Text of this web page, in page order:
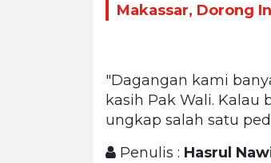
Makassar, Dorong
"Dagangan kami
kasih Pak Wali. Kalau
ungkap salah satu
Penulis : Hasrul